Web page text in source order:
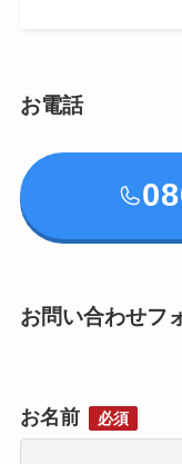
お電話
お問い合わせフ
お名前 必須